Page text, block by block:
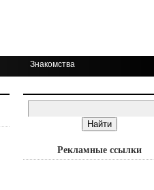
Знакомства
Рекламные ссылки